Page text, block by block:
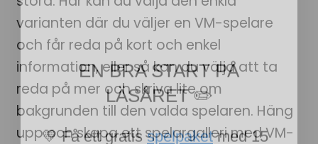
varianten där du väljer en VM-spelare
och får reda på kort och enkel
information, eller så kan du välja att ta
reda på mer och skriva lite om
bakgrunden till den valda spelaren. Häng
upp och skapa ett spelargalleri med VM-
EN BRA START PÅ
LÄSÅRET ✏️
💛 Få ett gratis spelpaketmed 15
lärspel (värde 95 kr)